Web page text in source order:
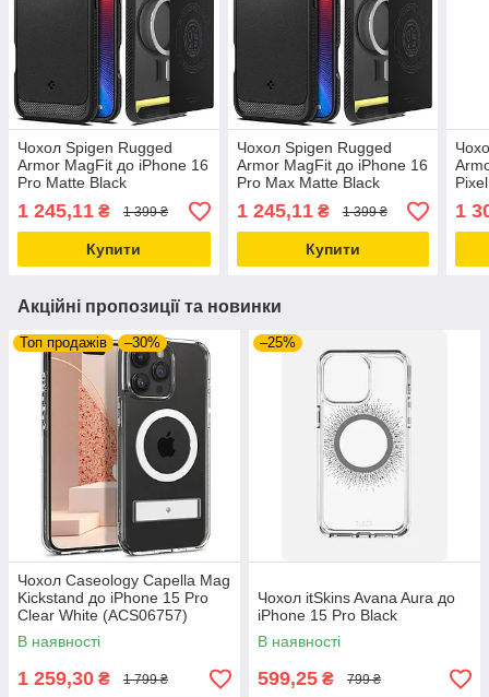
Чохол Spigen Rugged
Armor MagFit до iPhone 16
Pro Matte Black
(ACS08115)
1 245,11 ₴ 1 399 ₴
Купити
Чохол Spigen Rugged
Armor MagFit до iPhone 16
Pro Max Matte Black
(ACS07986)
1 245,11₴ 1 399 ₴
Купити
1
Акційні пропозиції та новинки
Топ продажів –30%
Чохол Caseology Capella Mag
Kickstand до iPhone 15 Pro
Clear White (ACS06757)
В наявності
1 259,30 ₴ 1 799 ₴
–25%
Чохол itSkins Avana Aura до
iPhone 15 Pro Black
В наявності
599,25 ₴ 799 ₴